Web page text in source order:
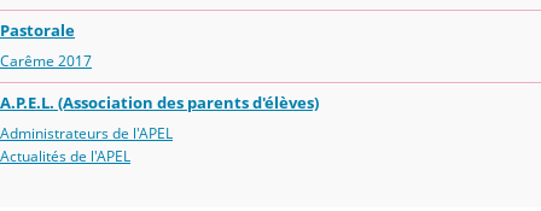
Pastorale
Carême 2017
A.P.E.L. (Association des parents d'élèves)
Administrateurs de l'APEL
Actualités de l'APEL